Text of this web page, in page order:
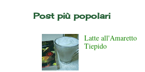
Post più popolari
Latte all'Amaretto
Tiepido